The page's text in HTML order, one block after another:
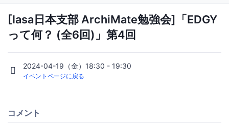
[Iasa日本支部 ArchiMate勉強会]「EDGY
って何？ (全6回)」第4回
2024-04-19（金）18:30 - 19:30
イベントページに戻る
コメント